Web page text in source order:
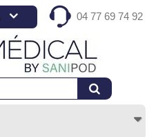
04 77 69 74 92